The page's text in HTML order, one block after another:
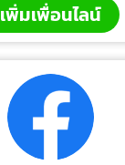
เพิ่มเพื่อนไลน์